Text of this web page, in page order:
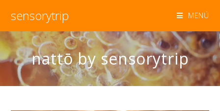
sensorytrip MENÚ
nattō by sensorytrip